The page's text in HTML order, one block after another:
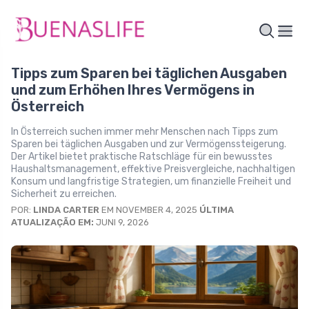
Tipps zum Sparen bei täglichen Ausgaben
und zum Erhöhen Ihres Vermögens in
Österreich
In Österreich suchen immer mehr Menschen nach Tipps zum
Sparen bei täglichen Ausgaben und zur Vermögenssteigerung.
Der Artikel bietet praktische Ratschläge für ein bewusstes
Haushaltsmanagement, effektive Preisvergleiche, nachhaltigen
Konsum und langfristige Strategien, um finanzielle Freiheit und
Sicherheit zu erreichen.
POR: LINDA CARTER EM NOVEMBER 4, 2025 ÚLTIMA
ATUALIZAÇÃO EM: JUNI 9, 2026